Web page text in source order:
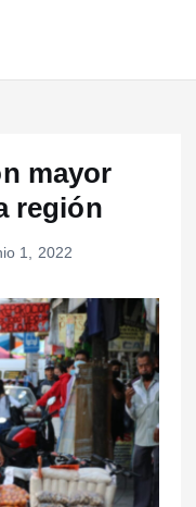
mayor
región
1, 2022